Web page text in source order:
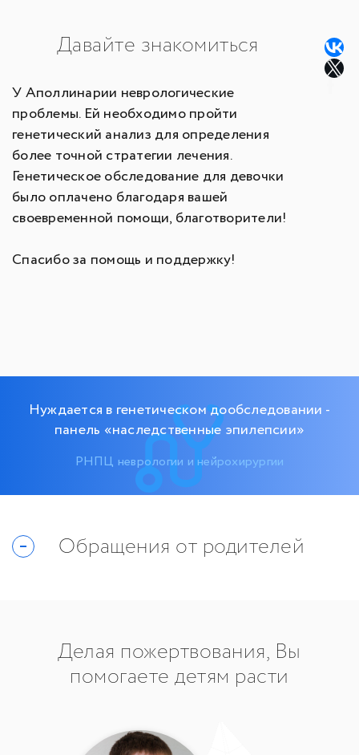
Давайте знакомиться
У Аполлинарии неврологические
проблемы. Ей необходимо пройти
генетический анализ для определения
более точной стратегии лечения.
Генетическое обследование для девочки
было оплачено благодаря вашей
своевременной помощи, благотворители!
Спасибо за помощь и поддержку!
Нуждается в генетическом дообследовании -
панель «наследственные эпилепсии»
РНПЦ неврологии и нейрохирургии
Обращения от родителей
Делая пожертвования, Вы
помогаете детям расти